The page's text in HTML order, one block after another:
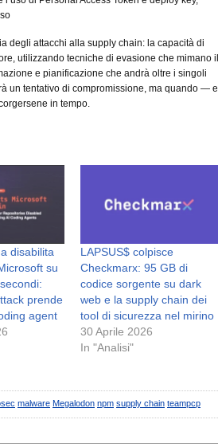
degli attacchi alla supply chain: la capacità di
utilizzando tecniche di evasione che mimano il
e pianificazione che andrà oltre i singoli
un tentativo di compromissione, ma quando — e
in tempo.
disabilita
su
prende
agent
LAPSUS$ colpisce
Checkmarx: 95 GB di
codice sorgente su dark
web e la supply chain dei
tool di sicurezza nel mirino
30 Aprile 2026
In "Analisi"
malware Megalodon npm supply chain teampcp